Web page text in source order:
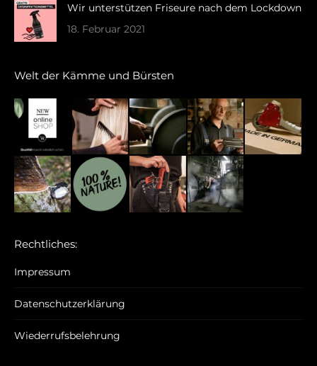
Wir unterstützen Friseure nach dem Lockdown
18. Februar 2021
Welt der Kämme und Bürsten
Rechtliches:
Impressum
Datenschutzerklärung
Wiederrufsbelehrung